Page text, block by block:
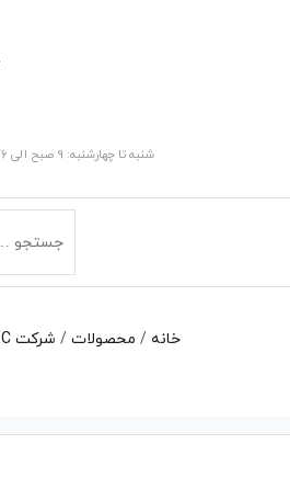
شنبه تا چهارشنبه: 9 صبح الی 6 عصر - پنجشنبه: 9 صبح الی 2 بعد از ظهر
خانه / محصولات / شرکت S.A.C